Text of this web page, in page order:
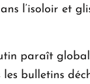
l’isoloir et
paraît
bulletins